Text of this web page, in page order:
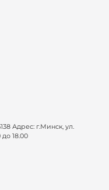
Адрес: г.Минск, ул.
18.00